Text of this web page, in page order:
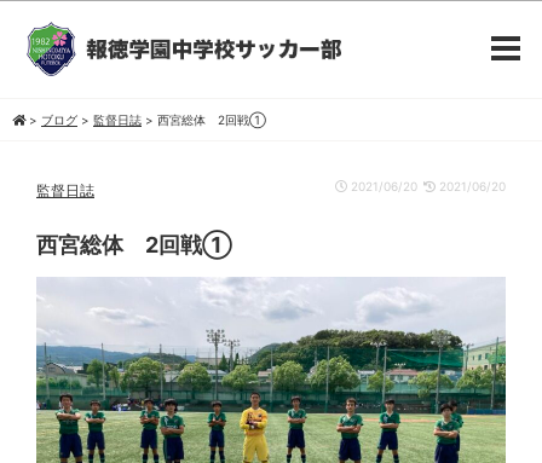
> ブログ > 監督日誌 > 西宮総体 2回戦①
監督日誌 2021/06/20 2021/06/20
西宮総体 2回戦①